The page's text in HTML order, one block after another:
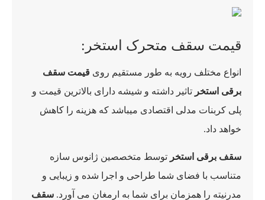
قیمت سقف متحرک استخر:
انواع مختلف رویه به طور مستقیم روی قیمت سقف
برقی استخر تاثیر داشته و شیشه دارای بالاترین قیمت و
پلی کربنات مدلی اقتصادی میباشد که هزینه را کاهش
خواهد داد.
سقف برقی استخر توسط متخصصین ژانوس سازه
متناسب با فضای شما طراحی و اجرا شده و زیبایی و
مدرنیته را همزمان برای شما به ارمغان می آورد. سقف